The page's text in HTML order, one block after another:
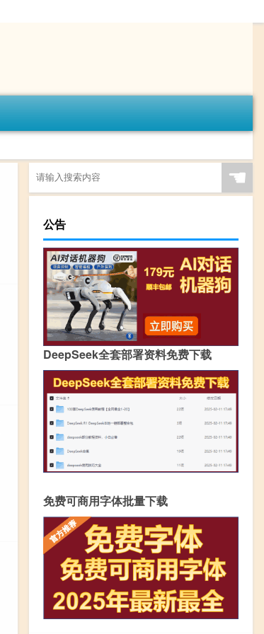
☚
公告
DeepSeek全套部署资料免费下载
免费可商用字体批量下载